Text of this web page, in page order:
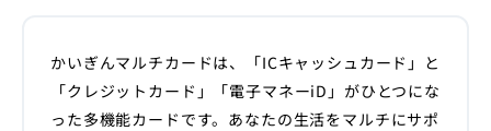
かいぎんマルチカードは、「ICキャッシュカード」と
「クレジットカード」「電子マネーiD」がひとつにな
った多機能カードです。あなたの生活をマルチにサポ